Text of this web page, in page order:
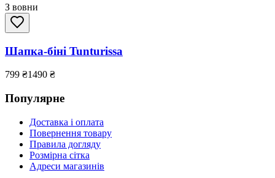
З вовни
Шапка-біні Tunturissa
799 ₴1490 ₴
Популярне
Доставка і оплата
Повернення товару
Правила догляду
Розмірна сітка
Адреси магазинів